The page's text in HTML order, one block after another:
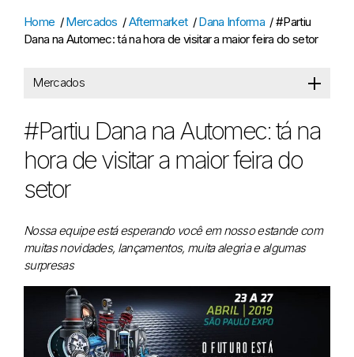
Home /Mercados /Aftermarket /Dana Informa /#Partiu
Dana na Automec: tá na hora de visitar a maior feira do setor
Mercados
#Partiu Dana na Automec: tá na
hora de visitar a maior feira do
setor
Nossa equipe está esperando você em nosso estande com
muitas novidades, lançamentos, muita alegria e algumas
surpresas